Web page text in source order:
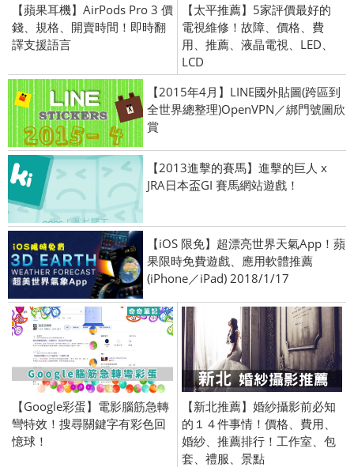
【蘋果耳機】AirPods Pro 3 價
錢、規格、開賣時間！即時翻
譯支援語言
【太平推薦】5家評價最好的
電視維修！故障、價格、費
用、推薦、液晶電視、LED、
LCD
【2015年4月】LINE國外貼圖(跨區到
全世界總整理)OpenVPN／綁門號圖欣
賞
【2013進擊的賽馬】進擊的巨人 x
JRA日本盃GI 賽馬網站遊戲！
【iOS 限免】超漂亮世界天氣App！蘋
果限時免費遊戲、應用軟體推薦
(iPhone／iPad) 2018/1/17
【Google彩蛋】電影腦筋急轉
彎特效！搜尋關鍵字有彩色回
憶球！
【新北推薦】婚紗攝影前必知
的１４件事情！價格、費用、
婚紗、推薦排行！工作室、包
套、禮服、景點